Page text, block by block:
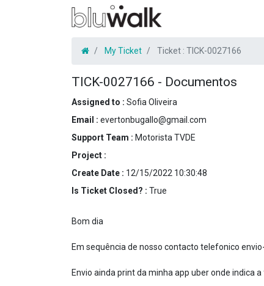
My Ticket Ticket : TICK-0027166
TICK-0027166 - Documentos
Assigned to : Sofia Oliveira
Email : evertonbugallo@gmail.com
Support Team : Motorista TVDE
Project :
Create Date : 12/15/2022 10:30:48
Is Ticket Closed? : True
Bom dia
Em sequência de nosso contacto telefonico
Envio ainda print da minha app uber onde indica